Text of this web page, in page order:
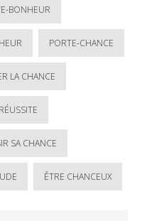
BONHEUR
PORTE-CHANCE
LA CHANCE
RÉUSSITE
SA CHANCE
ÊTRE CHANCEUX